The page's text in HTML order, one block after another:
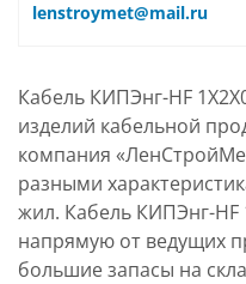
lenstroymet@mail.ru
Кабель КИПЭнг-HF
изделий кабельной
компания
разными
жил. Кабель КИПЭнг-HF
напрямую от ведущих
большие запасы на